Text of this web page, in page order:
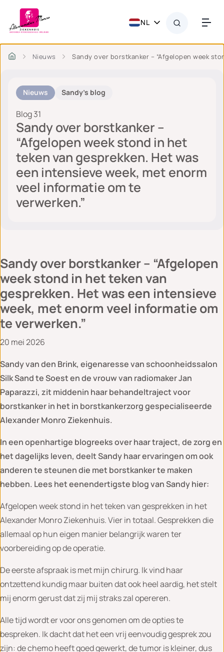
NL
Nieuws Sandy over borstkanker – “Afgelopen week
Nieuws Sandy's blog
Blog 31
Sandy over borstkanker –
“Afgelopen week stond in het
teken van gesprekken. Het was
een intensieve week, met enorm
veel informatie om te
verwerken.”
Sandy over borstkanker – “Afgelopen
week stond in het teken van
gesprekken. Het was een intensieve
week, met enorm veel informatie om
te verwerken.”
20 mei 2026
Sandy van den Brink, eigenaresse van schoonheidssalon
Silk Sand te Soest en de vrouw van radiomaker Jan
Paparazzi, zit middenin haar behandeltraject voor
borstkanker in het in borstkankerzorg gespecialiseerde
Alexander Monro Ziekenhuis.
In een openhartige blogreeks over haar traject, de zorg en
het dagelijks leven, deelt Sandy haar ervaringen om ook
anderen te steunen die met borstkanker te maken
hebben. Lees het eenendertigste blog van Sandy hier:
Afgelopen week stond in het teken van gesprekken in het
Alexander Monro Ziekenhuis. Vier in totaal. Gesprekken die
allemaal op hun eigen manier belangrijk waren ter
voorbereiding op de operatie.
De eerste afspraak is met mijn chirurg. Ik vind haar
ontzettend kundig maar buiten dat ook heel aardig, het stelt
mij enorm gerust dat zij mij straks zal opereren.
Alle tijd wordt er voor ons genomen om de opties te
bespreken. Ik dacht dat het een vrij eenvoudig gesprek zou
zijn: de chemo heeft goed gewerkt, de tumor is kleiner, dus